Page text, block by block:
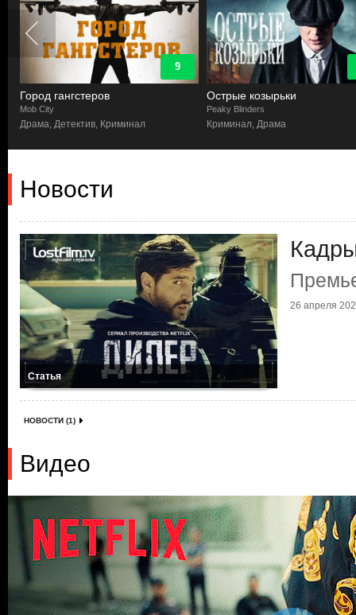
9
Город гангстеров
Mob City
Драма, Детектив, Криминал
Острые козырьки
Peaky Blinders
Криминал, Драма
Новости
Статья
26 апреля
НОВОСТИ (1)
Видео